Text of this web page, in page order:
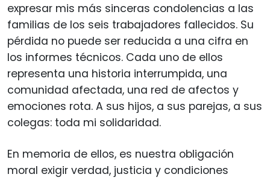
expresar mis más sinceras condolencias a las
familias de los seis trabajadores fallecidos. Su
pérdida no puede ser reducida a una cifra en
los informes técnicos. Cada uno de ellos
representa una historia interrumpida, una
comunidad afectada, una red de afectos y
emociones rota. A sus hijos, a sus parejas, a sus
colegas: toda mi solidaridad.
En memoria de ellos, es nuestra obligación
moral exigir verdad, justicia y condiciones